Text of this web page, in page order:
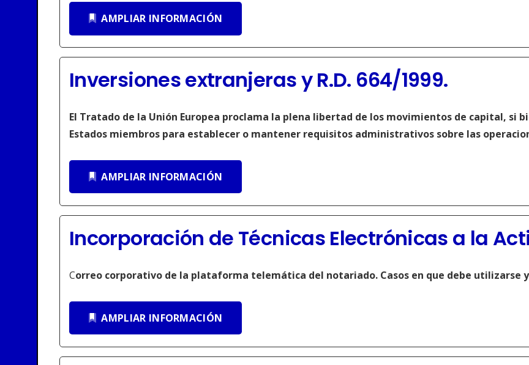
AMPLIAR INFORMACIÓN
Inversiones extranjeras y R.D. 664/1999.
El Tratado de la Unión Europea proclama la plena libertad de los movimientos de capital, si
Estados miembros para establecer o mantener requisitos administrativos sobre las
AMPLIAR INFORMACIÓN
Incorporación de Técnicas Electrónicas a la
Correo corporativo de la plataforma telemática del notariado. Casos en que debe utilizarse
AMPLIAR INFORMACIÓN